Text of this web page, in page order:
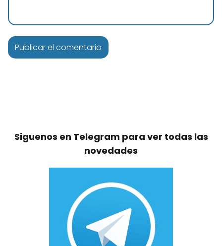
Siguenos en Telegram para ver todas las
novedades